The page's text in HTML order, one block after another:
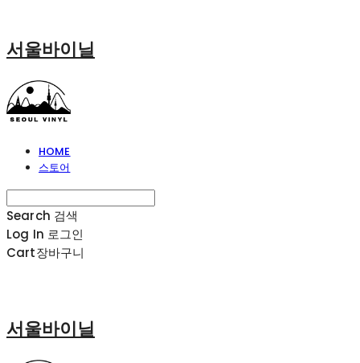
서울바이닐
HOME
스토어
Search 검색
Log In 로그인
Cart장바구니
서울바이닐